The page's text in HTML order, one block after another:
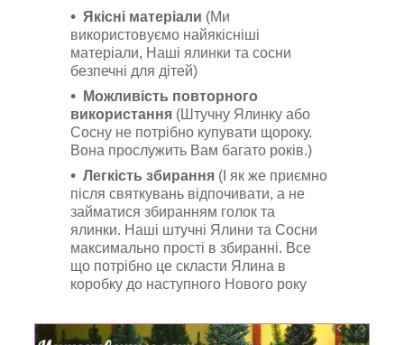
Якісні матеріали (Ми
використовуємо найякісніші
матеріали, Наші ялинки та сосни
безпечні для дітей)
Можливість повторного
використання (Штучну Ялинку або
Сосну не потрібно купувати щороку.
Вона прослужить Вам багато років.)
Легкість збирання (І як же приємно
після святкувань відпочивати, а не
займатися збиранням голок та
ялинки. Наші штучні Ялини та Сосни
максимально прості в збиранні. Все
що потрібно це скласти Ялина в
коробку до наступного Нового року